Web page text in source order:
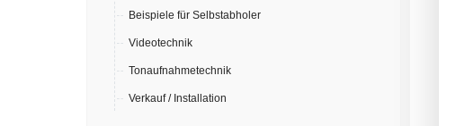
Beispiele für Selbstabholer
Videotechnik
Tonaufnahmetechnik
Verkauf / Installation